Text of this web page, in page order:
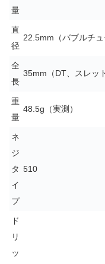
量
直
径
22.5mm（バブルチュ
全
長
35mm（DT、スレッ
重
量
48.5g（実測）
ネ
ジ
タ
イ
プ
510
ド
リ
ッ